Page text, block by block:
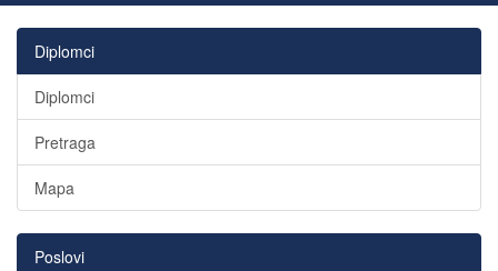
Diplomci
Diplomci
Pretraga
Mapa
Poslovi